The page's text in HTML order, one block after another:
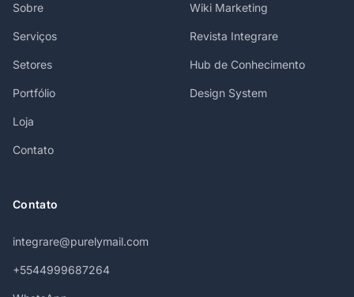
Sobre
Serviços
Setores
Portfólio
Loja
Contato
Wiki Marketing
Revista Integrare
Hub de Conhecimento
Design System
Contato
integrare@purelymail.com
+5544999687264